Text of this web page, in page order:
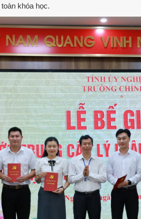
khóa học.